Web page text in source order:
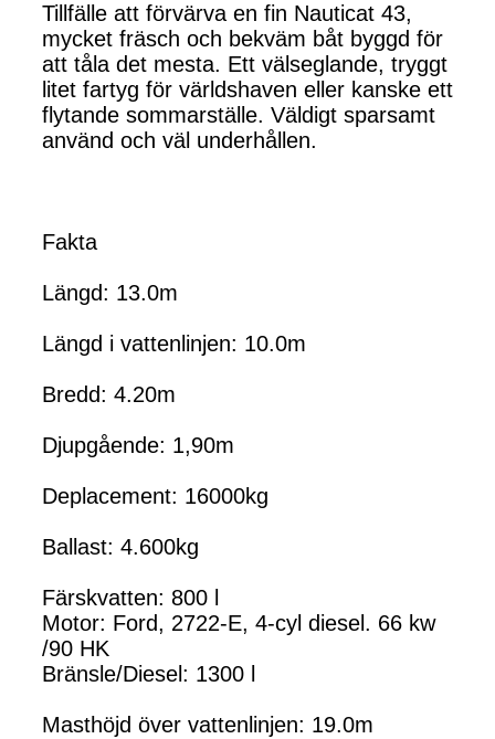
Tillfälle att förvärva en fin Nauticat 43,
mycket fräsch och bekväm båt byggd för
att tåla det mesta. Ett välseglande, tryggt
litet fartyg för världshaven eller kanske ett
flytande sommarställe. Väldigt sparsamt
använd och väl underhållen.
Fakta
Längd: 13.0m
Längd i vattenlinjen: 10.0m
Bredd: 4.20m
Djupgående: 1,90m
Deplacement: 16000kg
Ballast: 4.600kg
Färskvatten: 800 l
Motor: Ford, 2722-E, 4-cyl diesel. 66 kw
/90 HK
Bränsle/Diesel: 1300 l
Masthöjd över vattenlinjen: 19.0m